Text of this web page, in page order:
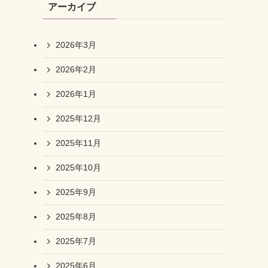
アーカイブ
2026年3月
2026年2月
2026年1月
2025年12月
2025年11月
2025年10月
2025年9月
2025年8月
2025年7月
2025年6月